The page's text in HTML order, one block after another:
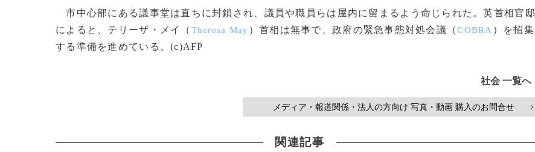
市中心部にある議事堂は直ちに封鎖され、議員や職員らは屋内に留まるよう命じられた。英首相官邸
によると、テリーザ・メイ（ Theresa May ）首相は無事で、政府の緊急事態対処会議（COBRA ）を招集
する準備を進めている。(c)AFP
社会 一覧へ
メディア・報道関係・法人の方向け 写真・動画 購入のお問合せ >
関連記事